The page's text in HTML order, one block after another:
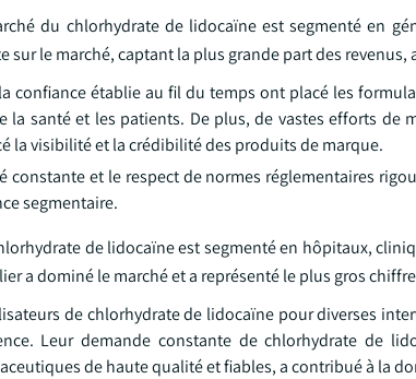
du chlorhydrate de lidocaïne est segmenté en
le marché, captant la plus grande part des revenus,
confiance établie au fil du temps ont placé les
la santé et les patients. De plus, de vastes efforts de
la visibilité et la crédibilité des produits de marque.
constante et le respect de normes réglementaires
segmentaire.
de lidocaïne est segmenté en hôpitaux,
a dominé le marché et a représenté le plus gros
de chlorhydrate de lidocaïne pour diverses
Leur demande constante de chlorhydrate de
de haute qualité et fiables, a contribué à la